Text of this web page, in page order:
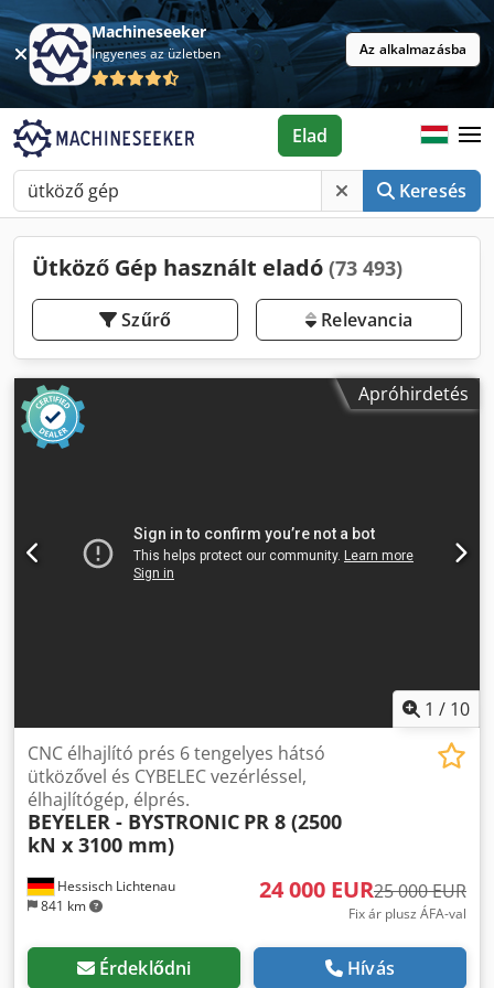
Machineseeker
Ingyenes az üzletben Az alkalmazásba
Keresés
Elad
Ütköző Gép használt eladó (73 493)
Szűrő Relevancia
Apróhirdetés
1 / 10
Hessisch Lichtenau
841 km
CNC élhajlító prés 6 tengelyes hátsó
ütközővel és CYBELEC vezérléssel,
élhajlítógép, élprés.
BEYELER - BYSTRONIC PR 8 (2500
kN x 3100 mm)
24 000 EUR25 000 EUR
Fix ár plusz ÁFA-val
Érdeklődni Hívás